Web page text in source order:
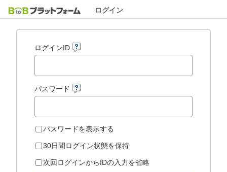
ログイン
ログインID
パスワード
パスワードを表示する
30日間ログイン状態を保持
次回ログインからIDの入力を省略